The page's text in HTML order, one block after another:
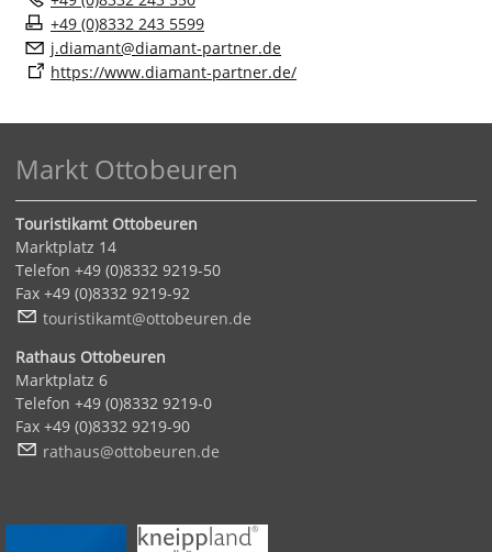
+49 (0)8332 243 5599
j d m nt d m nt-p rtn r d
https://www.diamant-partner.de/
Markt Ottobeuren
Touristikamt Ottobeuren
Marktplatz 14
Telefon +49 (0)8332 9219-50
Fax +49 (0)8332 9219-92
t
r st k mt tt b r n d
Rathaus Ottobeuren
Marktplatz 6
Telefon +49 (0)8332 9219-0
Fax +49 (0)8332 9219-90
r th s tt b r n d